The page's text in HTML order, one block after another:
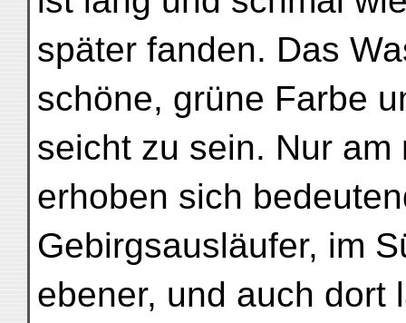
später fanden. Das
schöne, grüne Farbe
seicht zu sein. Nur am
erhoben sich
Gebirgsausläufer, im
ebener, und auch dort